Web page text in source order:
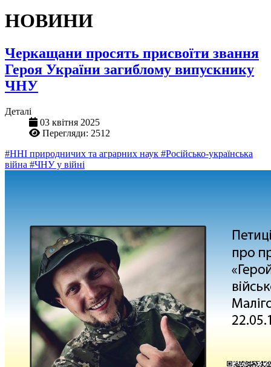
НОВИНИ
Черкащани просять присвоїти звання
Героя України загиблому випускнику
ЧНУ
Деталі
03 квітня 2025
Перегляди: 2512
#ННІ природничих та аграрних наук #Російсько-українська
війна #ЧНУ у війні